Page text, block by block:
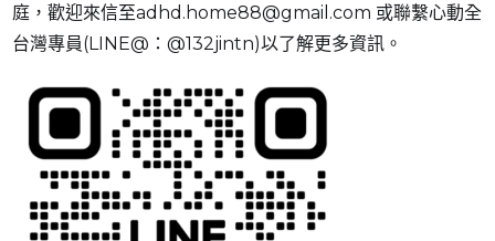
庭，歡迎來信至adhd.home88@gmail.com 或聯繫心動全
台灣專員(LINE@：@132jintn)以了解更多資訊。